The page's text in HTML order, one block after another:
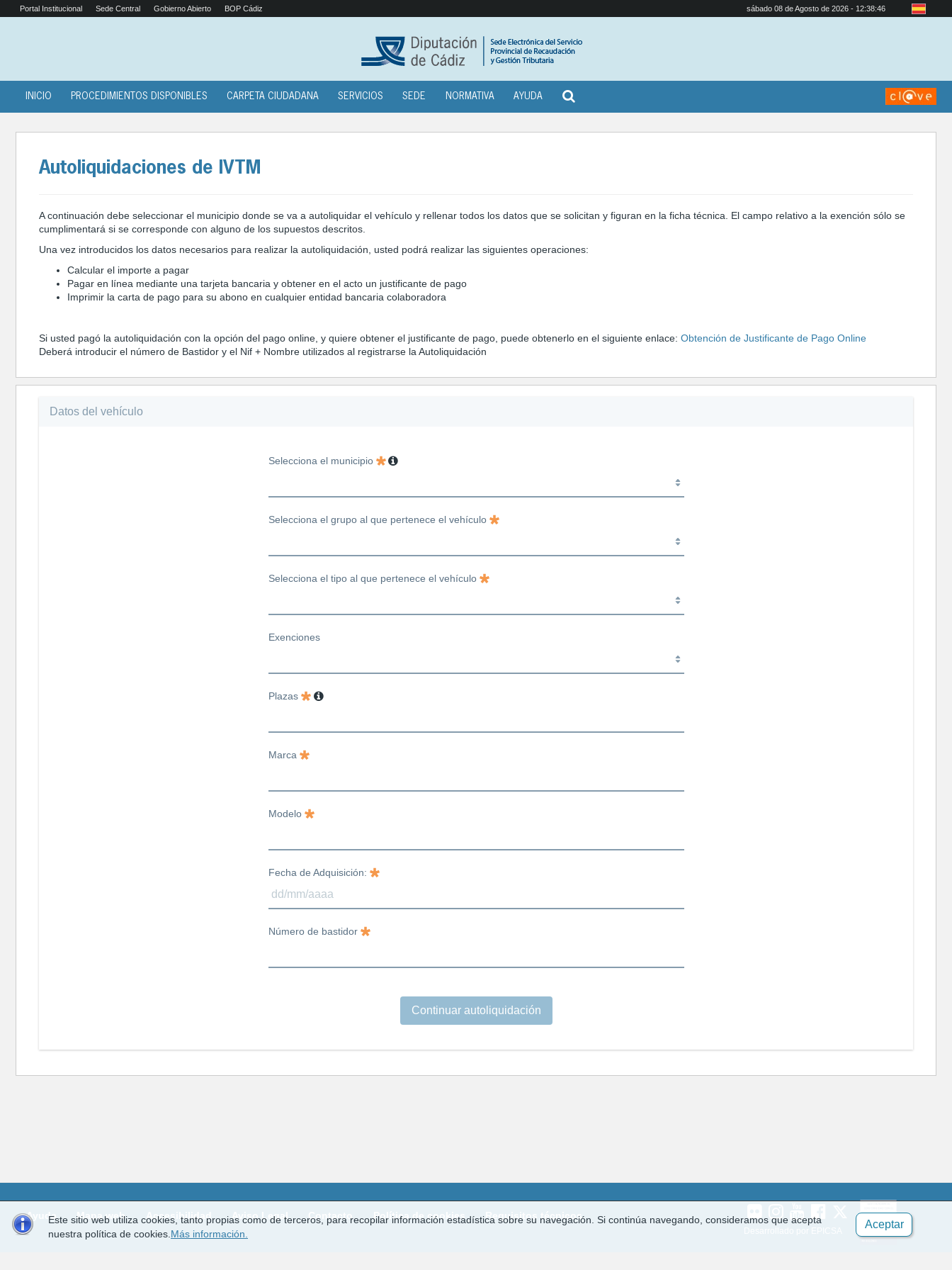
Portal Institucional Sede Central Gobierno Abierto BOP Cádiz sábado 08 de Agosto de 2026 - 12:38:47
INICIO PROCEDIMIENTOS DISPONIBLES CARPETA CIUDADANA SERVICIOS SEDE NORMATIVA AYUDA
Autoliquidaciones de IVTM
A continuación debe seleccionar el municipio donde se va a autoliquidar el vehículo y rellenar todos los datos que se solicitan y figuran en la ficha técnica. El campo relativo a la exención sólo se
cumplimentará si se corresponde con alguno de los supuestos descritos.
Una vez introducidos los datos necesarios para realizar la autoliquidación, usted podrá realizar las siguientes operaciones:
Calcular el importe a pagar
Pagar en línea mediante una tarjeta bancaria y obtener en el acto un justificante de pago
Imprimir la carta de pago para su abono en cualquier entidad bancaria colaboradora
Si usted pagó la autoliquidación con la opción del pago online, y quiere obtener el justificante de pago, puede obtenerlo en el siguiente enlace: Obtención de Justificante de Pago Online
Deberá introducir el número de Bastidor y el Nif + Nombre utilizados al registrarse la Autoliquidación
Datos del vehículo
Selecciona el municipio
Selecciona el grupo al que pertenece el vehículo
Selecciona el tipo al que pertenece el vehículo
Exenciones
Plazas
Marca
Modelo
Fecha de Adquisición:
Número de bastidor
Continuar autoliquidación
Aceptar
Este sitio web utiliza cookies, tanto propias como de terceros, para recopilar información estadística sobre su navegación. Si continúa navegando, consideramos que acepta
nuestra política de cookies. Más información.
Ayuda Mapa web Accesibilidad Aviso Legal Política de cookies Requisitos técnicos